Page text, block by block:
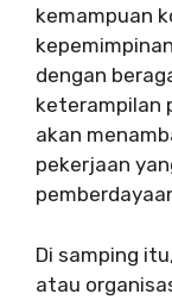
kemampuan
dengan
keterampilan
akan
pekerjaan
Di samping
atau